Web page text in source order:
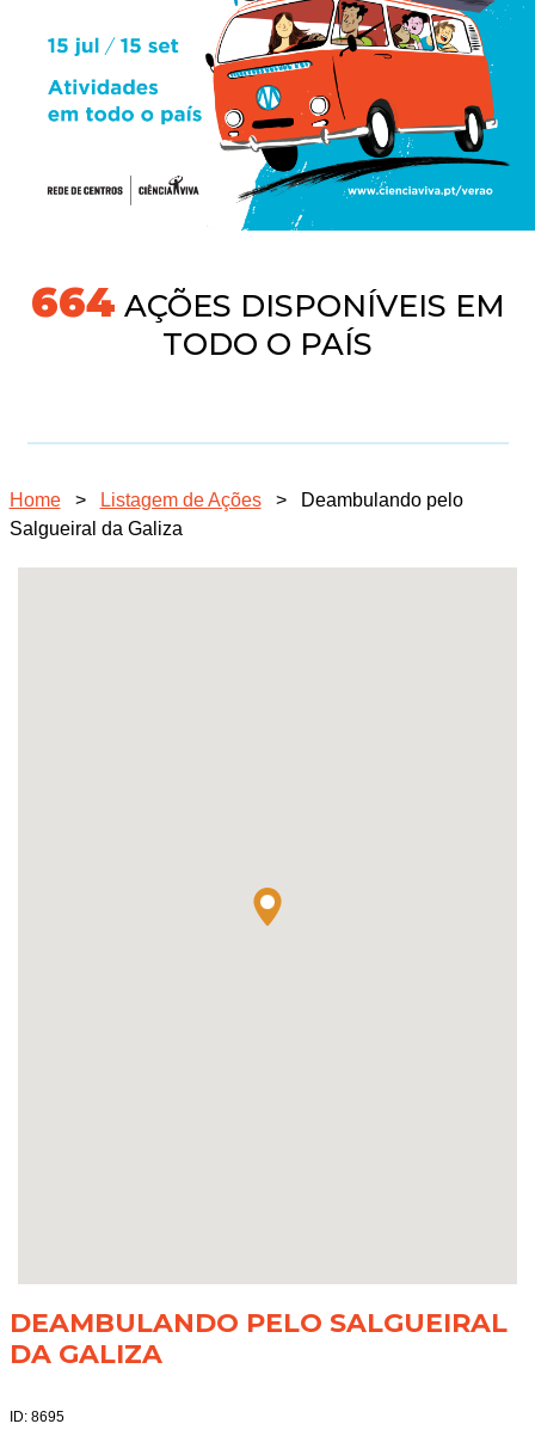
704 AÇÕES DISPONÍVEIS EM
TODO O PAÍS
Home > Listagem de Ações >
Deambulando pelo
Salgueiral da Galiza
DEAMBULANDO PELO SALGUEIRAL
DA GALIZA
ID: 8695